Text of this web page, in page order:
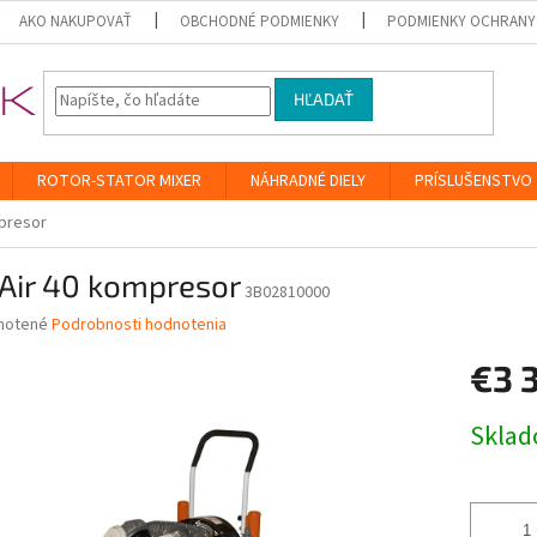
AKO NAKUPOVAŤ OBCHODNÉ PODMIENKY PODMIENKY OCHRANY
HĽADAŤ
ROTOR-STATOR MIXER NÁHRADNÉ DIELY PRÍSLUŠENSTVO
40 kompresor3B02810000
Podrobnosti hodnotenia
€3
cena: